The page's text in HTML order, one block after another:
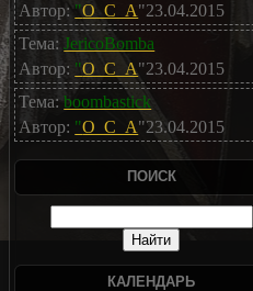
Автор: "O_C_A"23.04.2015
Тема:JericoBomba
Автор: "O_C_A"23.04.2015
Тема:boombastick
Автор: "O_C_A"23.04.2015
ПОИСК
КАЛЕНДАРЬ